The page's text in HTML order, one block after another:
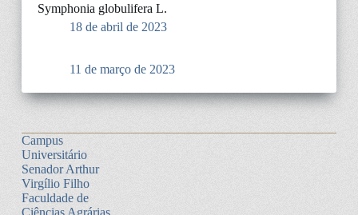
Symphonia globulifera L.
18 de abril de 2023
11 de março de 2023
Campus
Universitário
Senador Arthur
Virgílio Filho
Faculdade de
Ciências Agrárias